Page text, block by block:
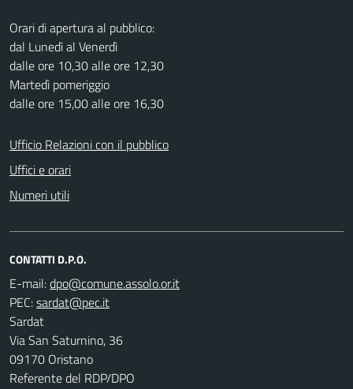
Orari di apertura al pubblico:
dal Lunedì al Venerdì
dalle ore 10,30 alle ore 12,30
Martedì pomeriggio
dalle ore 15,00 alle ore 16,30
Ufficio Relazioni con il pubblico
Uffici e orari
Numeri utili
CONTATTI D.P.O.
E-mail:
PEC:
Sardat
Via San Saturnino, 36
09170 Oristano
Referente del RDP/DPO